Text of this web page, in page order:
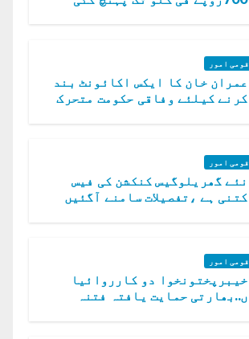
قومی امور
عمران خان کا ایکس اکائونٹ بند
کرنے کیلئے وفاقی حکومت متحرک
قومی امور
نئے گھریلوگیس کنکشن کی فیس
کتنی ہے ،تفصیلات سامنے آگئیں
قومی امور
خیبرپختونخوا دو کارروائیا
ں..بھارتی حمایت یافتہ فتنہ